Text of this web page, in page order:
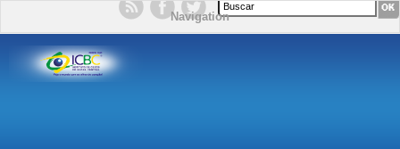
NavigationFormulário de busca